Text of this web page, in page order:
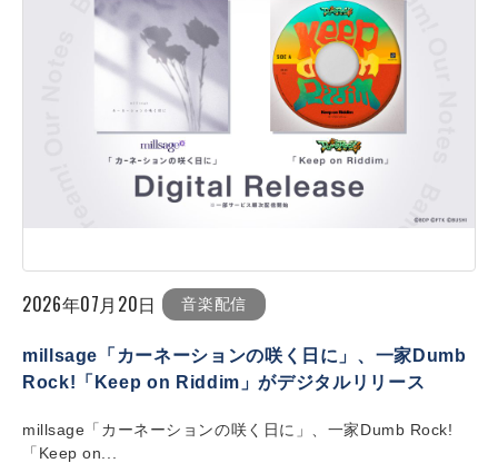
2026年07月20日 音楽配信
millsage「カーネーションの咲く日に」、一家Dumb
Rock!「Keep on Riddim」がデジタルリリース
millsage「カーネーションの咲く日に」、一家Dumb Rock!
「Keep on...